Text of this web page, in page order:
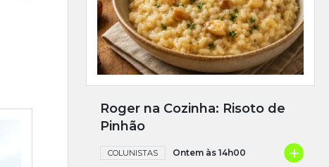
Roger na Cozinha: Risoto de
Pinhão
COLUNISTAS Ontem às 14h00 +